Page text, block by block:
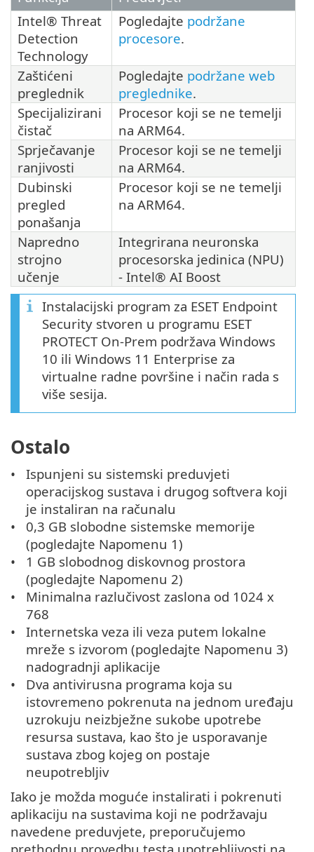
Intel® Threat
Detection
Technology
Pogledajte podržane
procesore.
Zaštićeni
preglednik
Pogledajte podržane web
preglednike.
Specijalizirani
čistač
Procesor koji se ne temelji
na ARM64.
Sprječavanje
ranjivosti
Procesor koji se ne temelji
na ARM64.
Dubinski
pregled
ponašanja
Procesor koji se ne temelji
na ARM64.
Napredno
strojno
učenje
Integrirana neuronska
procesorska jedinica (NPU)
- Intel® AI Boost
Instalacijski program za ESET Endpoint
Security stvoren u programu ESET
PROTECT On-Prem podržava Windows
10 ili Windows 11 Enterprise za
virtualne radne površine i način rada s
više sesija.
Ostalo
Ispunjeni su sistemski preduvjeti
operacijskog sustava i drugog softvera koji
je instaliran na računalu
0,3 GB slobodne sistemske memorije
(pogledajte Napomenu 1)
1 GB slobodnog diskovnog prostora
(pogledajte Napomenu 2)
Minimalna razlučivost zaslona od 1024 x
768
Internetska veza ili veza putem lokalne
mreže s izvorom (pogledajte Napomenu 3)
nadogradnji aplikacije
Dva antivirusna programa koja su
istovremeno pokrenuta na jednom uređaju
uzrokuju neizbježne sukobe upotrebe
resursa sustava, kao što je usporavanje
sustava zbog kojeg on postaje
neupotrebljiv
Iako je možda moguće instalirati i pokrenuti
aplikaciju na sustavima koji ne podržavaju
navedene preduvjete, preporučujemo